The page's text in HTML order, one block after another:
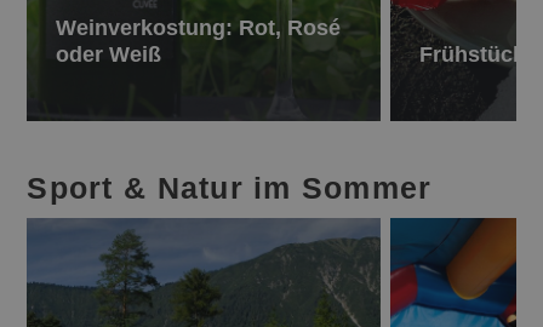
Weinverkostung: Rot, Rosé
oder Weiß
Frühstück
Sport & Natur im Sommer